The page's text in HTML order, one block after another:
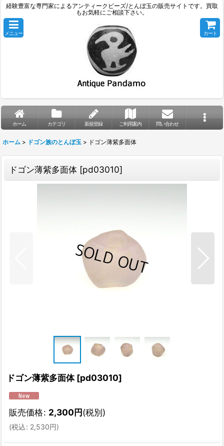
経験豊富な専門家によるアンティークビーズ/とんぼ玉の販売サイトです。買取
もお気軽にご相談下さい。
メニュー カート
ホーム カテゴリ 新規登録 ご利用案内 問い合わせ
ホーム > ドゴン族のとんぼ玉 > ドゴン薄紫多面体
ドゴン薄紫多面体 [pd03010]
ドゴン薄紫多面体 [pd03010]
販売価格: 2,300円(税別)
(税込: 2,530円)